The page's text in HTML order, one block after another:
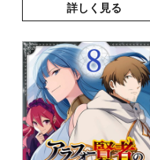
詳しく見る